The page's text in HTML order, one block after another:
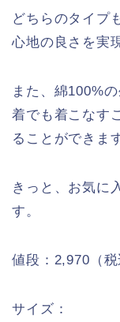
どちらのタイプ
心地の良さを実
また、綿100%
着でも着こなす
ることができま
きっと、お気に
す。
値段：2,970（税
サイズ：